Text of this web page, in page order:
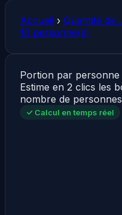
Accueil › Quantité de
10 personne(s)
Portion par personne
Estime en 2 clics les
nombre de
✓ Calcul en temps réel